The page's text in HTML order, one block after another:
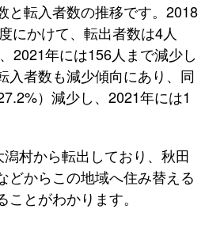
と転入者数の推移です。2018
にかけて、転出者数は4人
2021年には156人まで減少し
入者数も減少傾向にあり、同
）減少し、2021年には1
村から転出しており、秋田
どからこの地域へ住み替える
とがわかります。